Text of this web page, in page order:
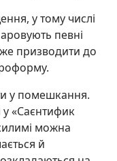
у тому числі
певні
призводити до
у помешкання.
«Саєнтифик
можна
й